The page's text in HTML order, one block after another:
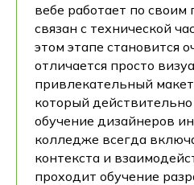
вебе работает по своим
связан с технической
этом этапе становится
отличается просто
привлекательный
который
обучение дизайнеров
колледже всегда
контекста и
проходит обучение